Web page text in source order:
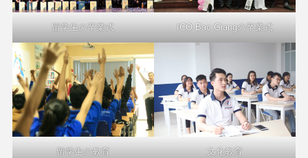
留学生の卒業式 ICO Bac Giangの卒業式
留学生の教育 文化教育